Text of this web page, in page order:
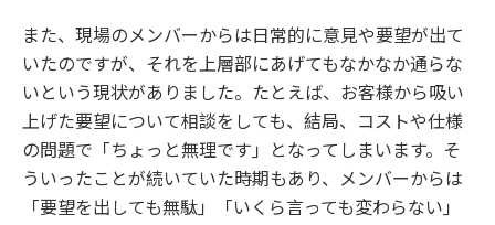
また、現場のメンバーからは日常的に意見や要望が出て
いたのですが、それを上層部にあげてもなかなか通らな
いという現状がありました。たとえば、お客様から吸い
上げた要望について相談をしても、結局、コストや仕様
の問題で「ちょっと無理です」となってしまいます。そ
ういったことが続いていた時期もあり、メンバーからは
「要望を出しても無駄」「いくら言っても変わらない」